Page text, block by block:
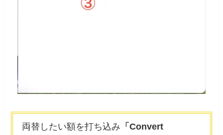
両替したい額を打ち込み 「Convert